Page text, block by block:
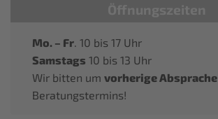
Mo. – Fr. 10 bis 17 Uhr
Samstags 10 bis 13 Uhr
Wir bitten umvorherige Absprache
Beratungstermins!